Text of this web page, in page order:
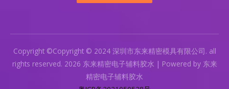
Copyright ©Copyright © 2024 深圳市东来精密模具有限公司. all
rights reserved. 2026 东来精密电子辅料胶水 | Powered by 东来
精密电子辅料胶水